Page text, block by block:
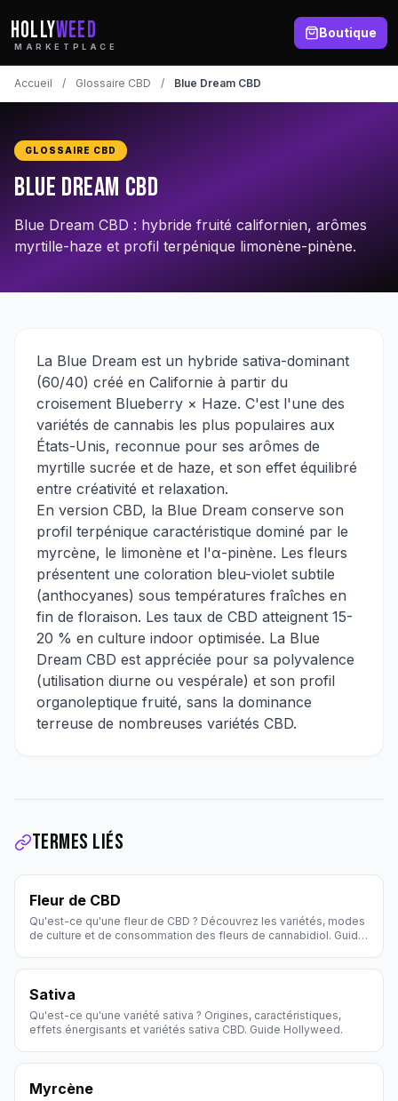
HOLLYWEED
MARKETPLACE
Boutique
Accueil / Glossaire CBD / Blue Dream CBD
GLOSSAIRE CBD
Blue Dream CBD
Blue Dream CBD : hybride fruité californien, arômes
myrtille-haze et profil terpénique limonène-pinène.
La Blue Dream est un hybride sativa-dominant
(60/40) créé en Californie à partir du
croisement Blueberry × Haze. C'est l'une des
variétés de cannabis les plus populaires aux
États-Unis, reconnue pour ses arômes de
myrtille sucrée et de haze, et son effet équilibré
entre créativité et relaxation.
En version CBD, la Blue Dream conserve son
profil terpénique caractéristique dominé par le
myrcène, le limonène et l'α-pinène. Les fleurs
présentent une coloration bleu-violet subtile
(anthocyanes) sous températures fraîches en
fin de floraison. Les taux de CBD atteignent 15-
20 % en culture indoor optimisée. La Blue
Dream CBD est appréciée pour sa polyvalence
(utilisation diurne ou vespérale) et son profil
organoleptique fruité, sans la dominance
terreuse de nombreuses variétés CBD.
Termes liés
Fleur de CBD
Qu'est-ce qu'une fleur de CBD ? Découvrez les variétés, modes
de culture et de consommation des fleurs de cannabidiol. Guide
Sativa
Qu'est-ce qu'une variété sativa ? Origines, caractéristiques,
effets énergisants et variétés sativa CBD. Guide Hollyweed.
Myrcène